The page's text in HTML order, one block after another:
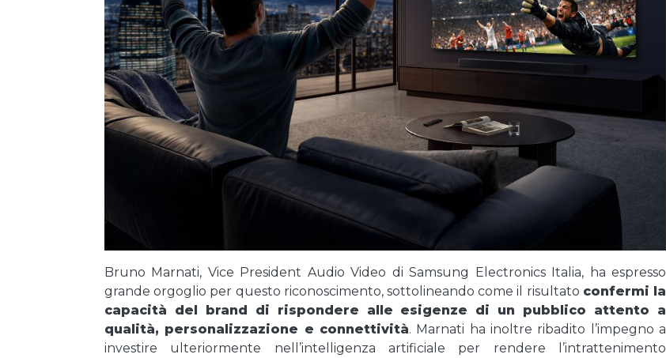
Bruno Marnati, Vice President Audio Video di Samsung Electronics Italia, ha espresso
grande orgoglio per questo riconoscimento, sottolineando come il risultato confermi la
capacità del brand di rispondere alle esigenze di un pubblico attento a
qualità, personalizzazione e connettività. Marnati ha inoltre ribadito l’impegno a
investire ulteriormente nell’intelligenza artificiale per rendere l’intrattenimento